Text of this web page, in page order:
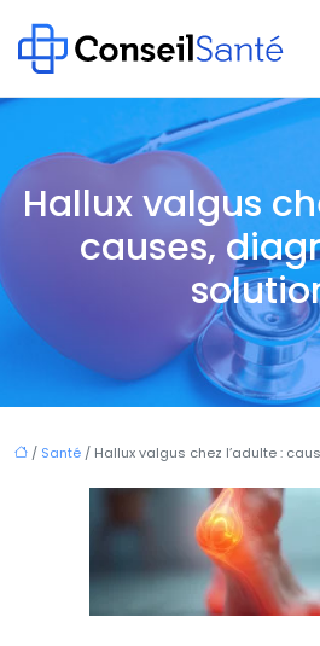
Hallux valgus
causes,
/ Santé / Hallux valgus chez l’adulte :